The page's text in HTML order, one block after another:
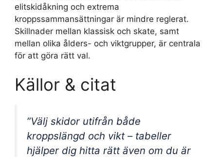
elitskidåkning och extrema
kroppssammansättningar är mindre reglerat.
Skillnader mellan klassisk och skate, samt
mellan olika ålders- och viktgrupper, är centrala
för att göra rätt val.
Källor & citat
”Välj skidor utifrån både
kroppslängd och vikt – tabeller
hjälper dig hitta rätt även om du är